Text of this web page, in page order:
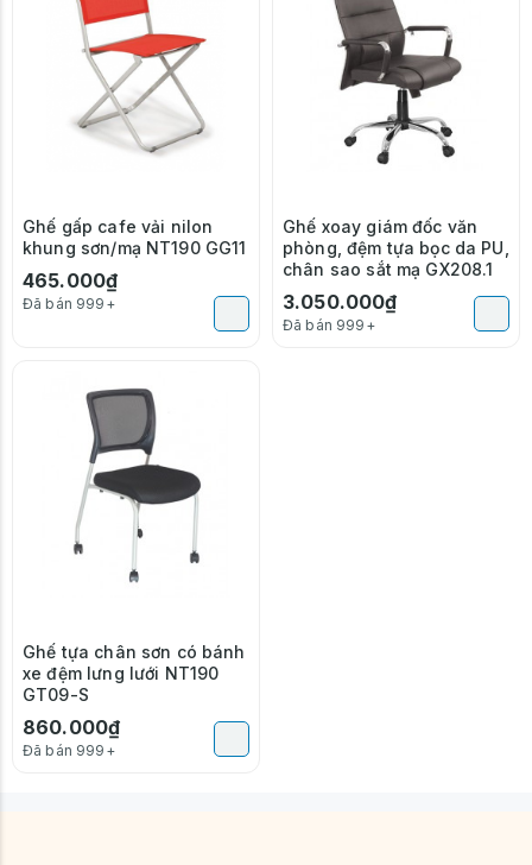
Ghế gấp cafe vải nilon
khung sơn/mạ NT190 GG11
465.000₫
Đã bán 999+
Ghế xoay giám đốc văn
phòng, đệm tựa bọc da PU,
chân sao sắt mạ GX208.1
3.050.000₫
Đã bán 999+
Ghế tựa chân sơn có bánh
xe đệm lưng lưới NT190
GT09-S
860.000₫
Đã bán 999+